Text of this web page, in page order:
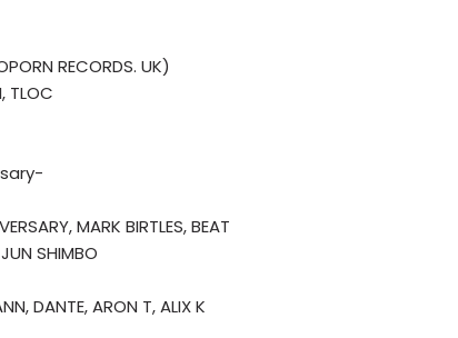
RECORDS. UK)
TLOC
MARK BIRTLES, BEAT
SHIMBO
DANTE, ARON T, ALIX K